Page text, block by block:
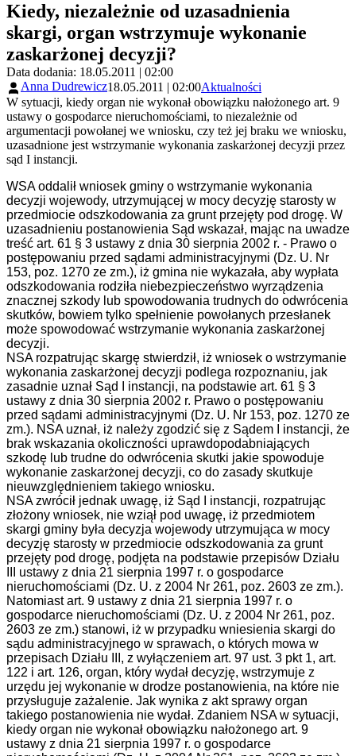
Kiedy, niezależnie od uzasadnienia
skargi, organ wstrzymuje wykonanie
zaskarżonej decyzji?
Data dodania: 18.05.2011 | 02:00
Anna Dudrewicz18.05.2011 | 02:00Aktualności
W sytuacji, kiedy organ nie wykonał obowiązku nałożonego art. 9
ustawy o gospodarce nieruchomościami, to niezależnie od
argumentacji powołanej we wniosku, czy też jej braku we wniosku,
uzasadnione jest wstrzymanie wykonania zaskarżonej decyzji przez
sąd I instancji.
WSA oddalił wniosek gminy o wstrzymanie wykonania
decyzji wojewody, utrzymującej w mocy decyzję starosty w
przedmiocie odszkodowania za grunt przejęty pod drogę. W
uzasadnieniu postanowienia Sąd wskazał, mając na uwadze
treść art. 61 § 3 ustawy z dnia 30 sierpnia 2002 r. - Prawo o
postępowaniu przed sądami administracyjnymi (Dz. U. Nr
153, poz. 1270 ze zm.), iż gmina nie wykazała, aby wypłata
odszkodowania rodziła niebezpieczeństwo wyrządzenia
znacznej szkody lub spowodowania trudnych do odwrócenia
skutków, bowiem tylko spełnienie powołanych przesłanek
może spowodować wstrzymanie wykonania zaskarżonej
decyzji.
NSA rozpatrując skargę stwierdził, iż wniosek o wstrzymanie
wykonania zaskarżonej decyzji podlega rozpoznaniu, jak
zasadnie uznał Sąd I instancji, na podstawie art. 61 § 3
ustawy z dnia 30 sierpnia 2002 r. Prawo o postępowaniu
przed sądami administracyjnymi (Dz. U. Nr 153, poz. 1270 ze
zm.). NSA uznał, iż należy zgodzić się z Sądem I instancji, że
brak wskazania okoliczności uprawdopodabniających
szkodę lub trudne do odwrócenia skutki jakie spowoduje
wykonanie zaskarżonej decyzji, co do zasady skutkuje
nieuwzględnieniem takiego wniosku.
NSA zwrócił jednak uwagę, iż Sąd I instancji, rozpatrując
złożony wniosek, nie wziął pod uwagę, iż przedmiotem
skargi gminy była decyzja wojewody utrzymująca w mocy
decyzję starosty w przedmiocie odszkodowania za grunt
przejęty pod drogę, podjęta na podstawie przepisów Działu
III ustawy z dnia 21 sierpnia 1997 r. o gospodarce
nieruchomościami (Dz. U. z 2004 Nr 261, poz. 2603 ze zm.).
Natomiast art. 9 ustawy z dnia 21 sierpnia 1997 r. o
gospodarce nieruchomościami (Dz. U. z 2004 Nr 261, poz.
2603 ze zm.) stanowi, iż w przypadku wniesienia skargi do
sądu administracyjnego w sprawach, o których mowa w
przepisach Działu III, z wyłączeniem art. 97 ust. 3 pkt 1, art.
122 i art. 126, organ, który wydał decyzję, wstrzymuje z
urzędu jej wykonanie w drodze postanowienia, na które nie
przysługuje zażalenie. Jak wynika z akt sprawy organ
takiego postanowienia nie wydał. Zdaniem NSA w sytuacji,
kiedy organ nie wykonał obowiązku nałożonego art. 9
ustawy z dnia 21 sierpnia 1997 r. o gospodarce